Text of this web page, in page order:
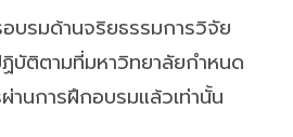
บรมด้านจริยธรรมการวิจัย
บัติตามที่มหาวิทยาลัยกำหนด
านการฝึกอบรมแล้วเท่านั้น